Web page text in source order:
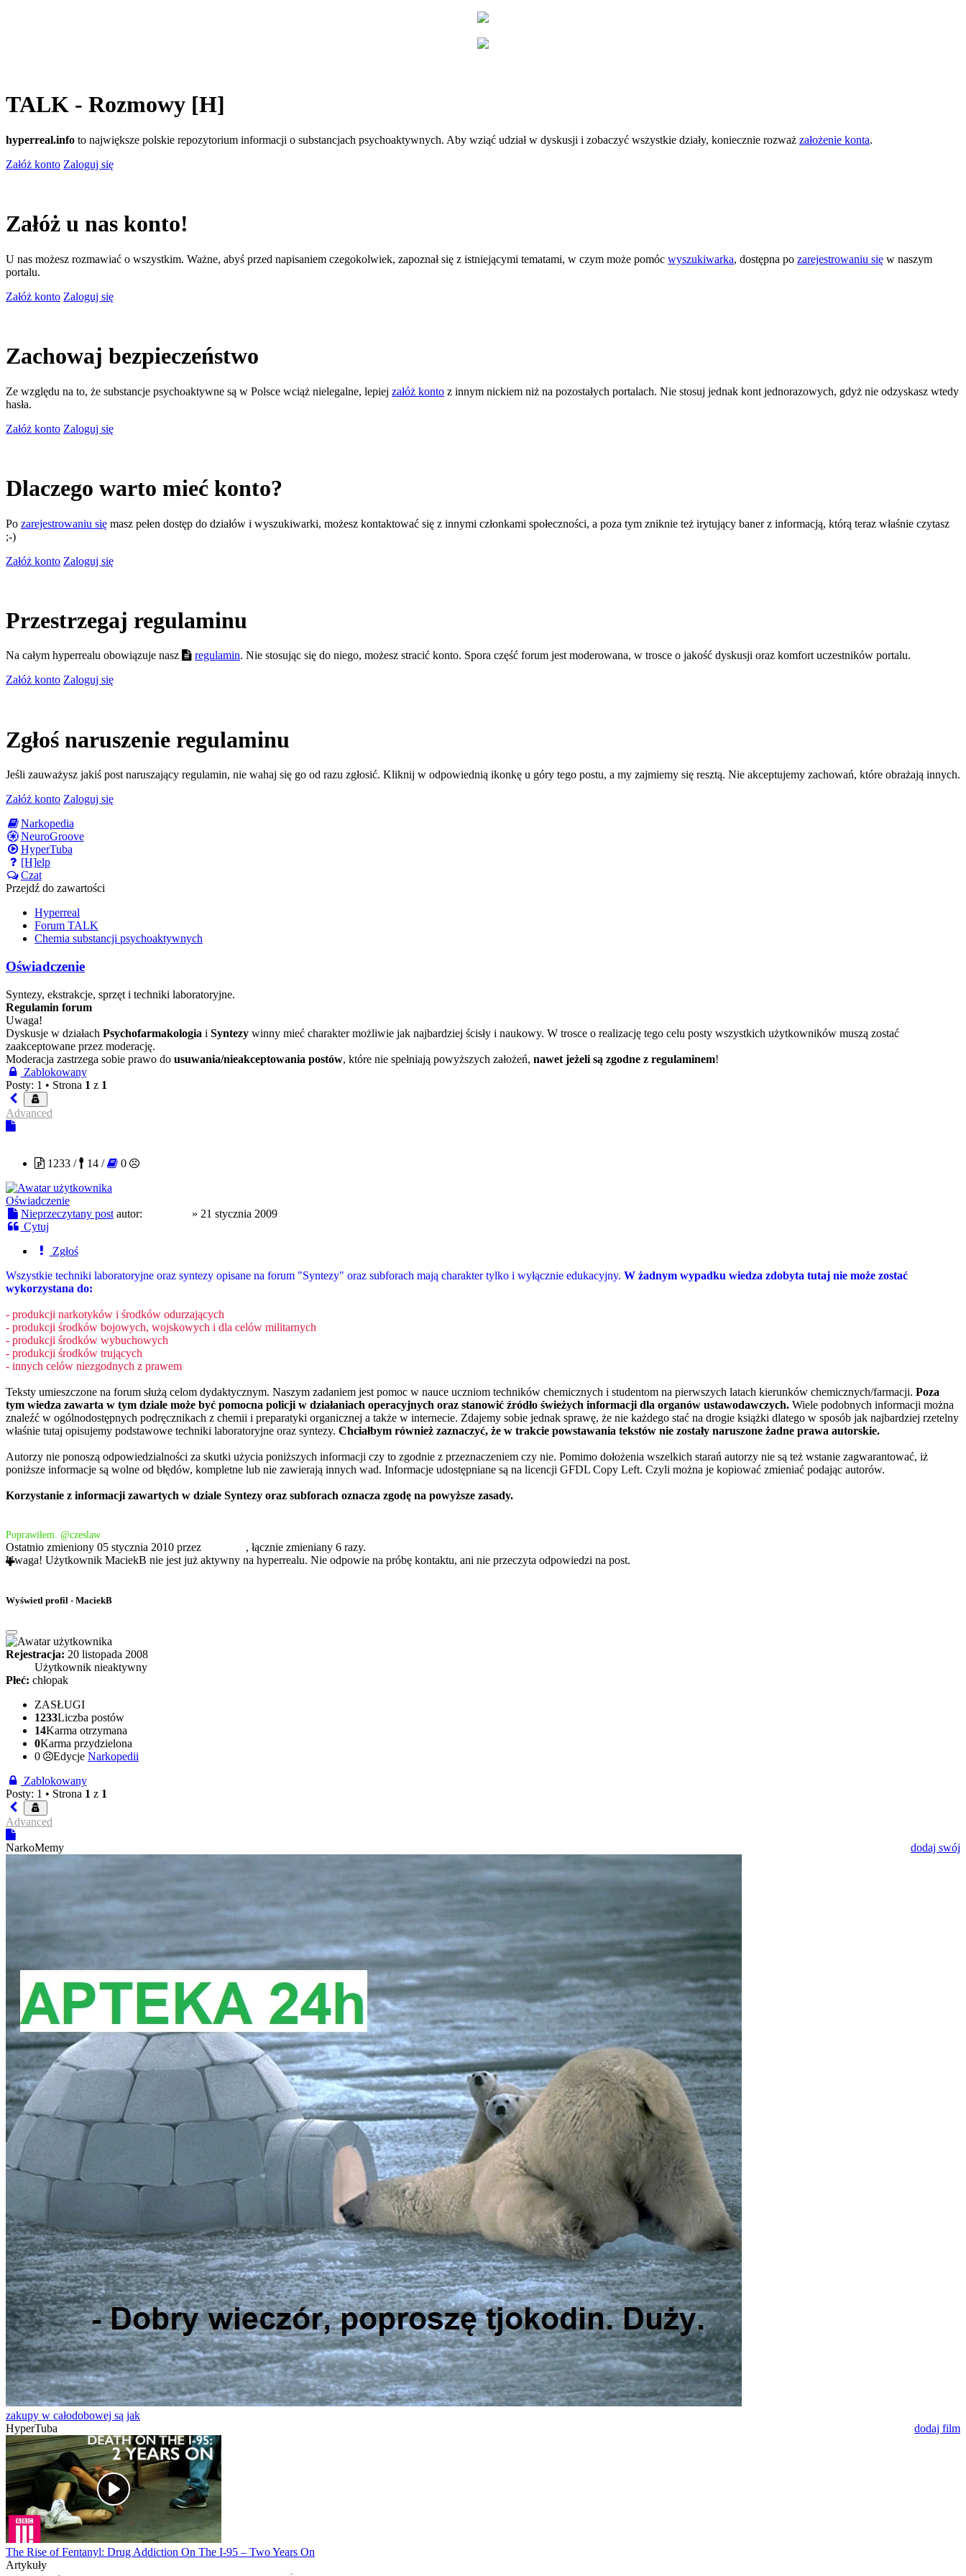
TALK - Rozmowy [H]
hyperreal.info to największe polskie repozytorium informacji o substancjach psychoaktywnych. Aby wziąć udział w dyskusji i zobaczyć wszystkie działy, koniecznie rozważ założenie konta.
Załóż konto Zaloguj się
Załóż u nas konto!
U nas możesz rozmawiać o wszystkim. Ważne, abyś przed napisaniem czegokolwiek, zapoznał się z istniejącymi tematami, w czym może pomóc wyszukiwarka, dostępna po zarejestrowaniu się w naszym
portalu.
Załóż konto Zaloguj się
Zachowaj bezpieczeństwo
Ze względu na to, że substancje psychoaktywne są w Polsce wciąż nielegalne, lepiej załóż konto z innym nickiem niż na pozostałych portalach. Nie stosuj jednak kont jednorazowych, gdyż nie odzyskasz wtedy
hasła.
Załóż konto Zaloguj się
Dlaczego warto mieć konto?
Po zarejestrowaniu się masz pełen dostęp do działów i wyszukiwarki, możesz kontaktować się z innymi członkami społeczności, a poza tym zniknie też irytujący baner z informacją, którą teraz właśnie czytasz
;-)
Załóż konto Zaloguj się
Przestrzegaj regulaminu
Na całym hyperrealu obowiązuje nasz regulamin. Nie stosując się do niego, możesz stracić konto. Spora część forum jest moderowana, w trosce o jakość dyskusji oraz komfort uczestników portalu.
Załóż konto Zaloguj się
Zgłoś naruszenie regulaminu
Jeśli zauważysz jakiś post naruszający regulamin, nie wahaj się go od razu zgłosić. Kliknij w odpowiednią ikonkę u góry tego postu, a my zajmiemy się resztą. Nie akceptujemy zachowań, które obrażają innych.
Załóż konto Zaloguj się
Narkopedia
NeuroGroove
HyperTuba
[H]elp
Czat
Przejdź do zawartości
Hyperreal
Forum TALK
Chemia substancji psychoaktywnych
Oświadczenie
Syntezy, ekstrakcje, sprzęt i techniki laboratoryjne.
Regulamin forum
Uwaga!
Dyskusje w działach Psychofarmakologia i Syntezy winny mieć charakter możliwie jak najbardziej ścisły i naukowy. W trosce o realizację tego celu posty wszystkich użytkowników muszą zostać
zaakceptowane przez moderację.
Moderacja zastrzega sobie prawo do usuwania/nieakceptowania postów, które nie spełniają powyższych założeń, nawet jeżeli są zgodne z regulaminem!
Zablokowany
Posty: 1 • Strona 1 z 1
Advanced
1233 /
14 / 0
Oświadczenie
Nieprzeczytany post autor: » 21 stycznia 2009
Cytuj
Zgłoś
Wszystkie techniki laboratoryjne oraz syntezy opisane na forum "Syntezy" oraz subforach mają charakter tylko i wyłącznie edukacyjny. W żadnym wypadku wiedza zdobyta tutaj nie może zostać
wykorzystana do:
- produkcji narkotyków i środków odurzających
- produkcji środków bojowych, wojskowych i dla celów militarnych
- produkcji środków wybuchowych
- produkcji środków trujących
- innych celów niezgodnych z prawem
Teksty umieszczone na forum służą celom dydaktycznym. Naszym zadaniem jest pomoc w nauce uczniom techników chemicznych i studentom na pierwszych latach kierunków chemicznych/farmacji. Poza
tym wiedza zawarta w tym dziale może być pomocna policji w działaniach operacyjnych oraz stanowić źródło świeżych informacji dla organów ustawodawczych. Wiele podobnych informacji można
znaleźć w ogólnodostępnych podręcznikach z chemii i preparatyki organicznej a także w internecie. Zdajemy sobie jednak sprawę, że nie każdego stać na drogie książki dlatego w sposób jak najbardziej rzetelny
właśnie tutaj opisujemy podstawowe techniki laboratoryjne oraz syntezy. Chciałbym również zaznaczyć, że w trakcie powstawania tekstów nie zostały naruszone żadne prawa autorskie.
Autorzy nie ponoszą odpowiedzialności za skutki użycia poniższych informacji czy to zgodnie z przeznaczeniem czy nie. Pomimo dołożenia wszelkich starań autorzy nie są też wstanie zagwarantować, iż
poniższe informacje są wolne od błędów, kompletne lub nie zawierają innych wad. Informacje udostępniane są na licencji GFDL Copy Left. Czyli można je kopiować zmieniać podając autorów.
Korzystanie z informacji zawartych w dziale Syntezy oraz subforach oznacza zgodę na powyższe zasady.
Poprawiłem. @czeslaw
Ostatnio zmieniony 05 stycznia 2010 przez
, łącznie zmieniany 6 razy.
Uwaga! Użytkownik MaciekB nie jest już aktywny na hyperrealu. Nie odpowie na próbę kontaktu, ani nie przeczyta odpowiedzi na post.
Wyświetl profil - MaciekB
Rejestracja: 20 listopada 2008
Użytkownik nieaktywny
Płeć: chłopak
ZASŁUGI
1233Liczba postów
14Karma otrzymana
0Karma przydzielona
0
Edycje Narkopedii
Zablokowany
Posty: 1 • Strona 1 z 1
Advanced
NarkoMemy dodaj swój
zakupy w całodobowej są jak
HyperTuba
dodaj film
The Rise of Fentanyl: Drug Addiction On The I-95 – Two Years On
Artykuły